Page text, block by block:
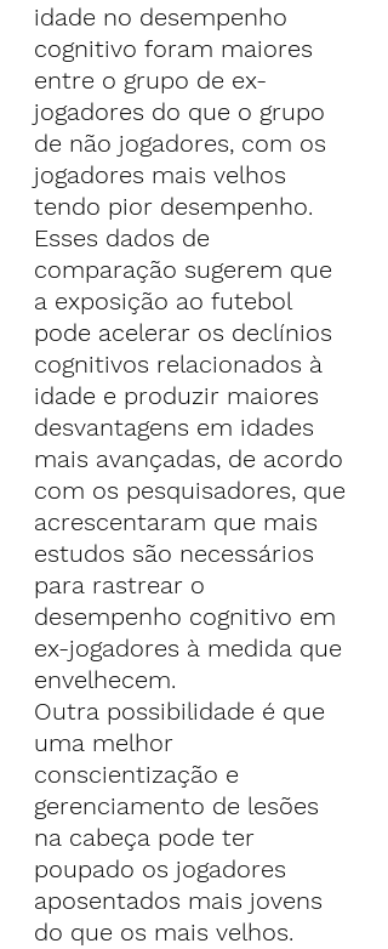
idade no desempenho
cognitivo foram maiores
entre o grupo de ex-
jogadores do que o grupo
de não jogadores, com os
jogadores mais velhos
tendo pior desempenho.
Esses dados de
comparação sugerem que
a exposição ao futebol
pode acelerar os declínios
cognitivos relacionados à
idade e produzir maiores
desvantagens em idades
mais avançadas, de acordo
com os pesquisadores, que
acrescentaram que mais
estudos são necessários
para rastrear o
desempenho cognitivo em
ex-jogadores à medida que
envelhecem.
Outra possibilidade é que
uma melhor
conscientização e
gerenciamento de lesões
na cabeça pode ter
poupado os jogadores
aposentados mais jovens
do que os mais velhos.